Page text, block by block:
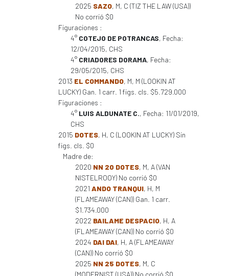
2025 SAZO, M, C (TIZ THE LAW (USA))
No corrió $0
Figuraciones :
4° COTEJO DE POTRANCAS, Fecha:
12/04/2015, CHS
4° CRIADORES DORAMA, Fecha:
29/05/2015, CHS
2013 EL COMMANDO, M, M (LOOKIN AT
LUCKY) Gan. 1 carr. 1 figs. cls. $5.729.000
Figuraciones :
4° LUIS ALDUNATE C., Fecha: 11/01/2019,
CHS
2015 DOTES, H, C (LOOKIN AT LUCKY) Sin
figs. cls. $0
Madre de:
2020 NN 20 DOTES, M, A (VAN
NISTELROOY) No corrió $0
2021 ANDO TRANQUI, H, M
(FLAMEAWAY (CAN)) Gan. 1 carr.
$1.734.000
2022 BAILAME DESPACIO, H, A
(FLAMEAWAY (CAN)) No corrió $0
2024 DAI DAI, H, A (FLAMEAWAY
(CAN)) No corrió $0
2025 NN 25 DOTES, M, C
(MODERNIST (USA)) No corrió $0